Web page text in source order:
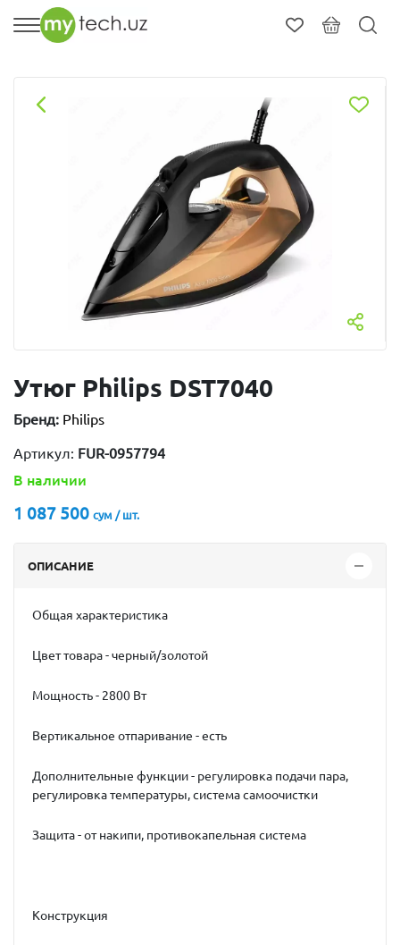
Утюг Philips DST7040
Бренд: Philips
Артикул: FUR-0957794
В наличии
1 087 500 сум / шт.
ОПИСАНИЕ
Общая характеристика
Цвет товара - черный/золотой
Мощность - 2800 Вт
Вертикальное отпаривание - есть
Дополнительные функции - регулировка подачи пара,
регулировка температуры, система самоочистки
Защита - от накипи, противокапельная система
Конструкция